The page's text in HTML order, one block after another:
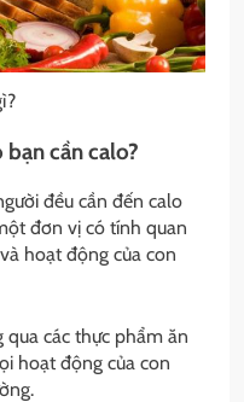
bạn cần calo?
đều cần đến calo
đơn vị có tính quan
hoạt động của con
các thực phẩm ăn
hoạt động của con